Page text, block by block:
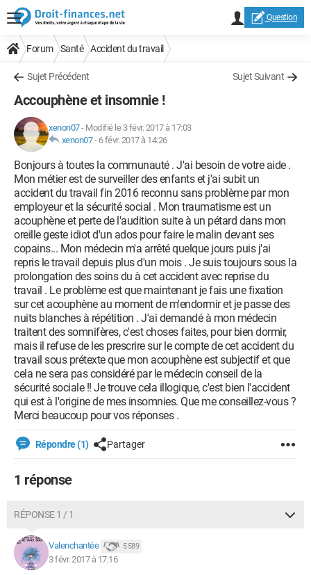
Question
Forum Santé Accident du travail
Sujet Précédent Sujet Suivant
Accouphène et insomnie !
xenon07- Modifié le 3 févr. 2017 à 17:03
xenon07- 6 févr. 2017 à 14:26
Bonjours à toutes la communauté . J'ai besoin de votre aide .
Mon métier est de surveiller des enfants et j'ai subit un
accident du travail fin 2016 reconnu sans problème par mon
employeur et la sécurité social . Mon traumatisme est un
acouphène et perte de l'audition suite à un pétard dans mon
oreille geste idiot d'un ados pour faire le malin devant ses
copains... Mon médecin m'a arrêté quelque jours puis j'ai
repris le travail depuis plus d'un mois . Je suis toujours sous la
prolongation des soins du à cet accident avec reprise du
travail . Le problème est que maintenant je fais une fixation
sur cet acouphène au moment de m'endormir et je passe des
nuits blanches à répétition . J'ai demandé à mon médecin
traitent des somnifères, c'est choses faites, pour bien dormir,
mais il refuse de les prescrire sur le compte de cet accident du
travail sous prétexte que mon acouphène est subjectif et que
cela ne sera pas considéré par le médecin conseil de la
sécurité sociale !! Je trouve cela illogique, c'est bien l'accident
qui est à l'origine de mes insomnies. Que me conseillez-vous ?
Merci beaucoup pour vos réponses .
Répondre (1) Partager
1 réponse
RÉPONSE 1 / 1
Valenchantée 5 589
3 févr. 2017 à 17:16